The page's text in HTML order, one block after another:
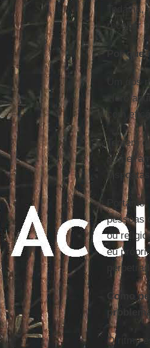
receber
Por que
Um dos
clero
com
Temem
pessoas
ou
eu
Como
O ritmo